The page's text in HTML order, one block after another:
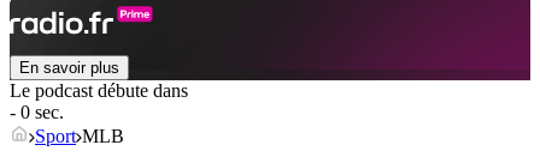
En savoir plus
Le podcast débute dans
- 0 sec.
Sport MLB